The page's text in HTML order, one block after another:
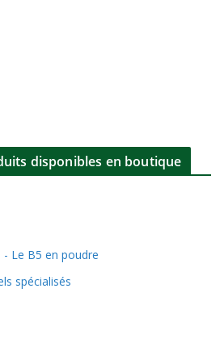
disponibles en boutique
Le B5 en poudre
spécialisés